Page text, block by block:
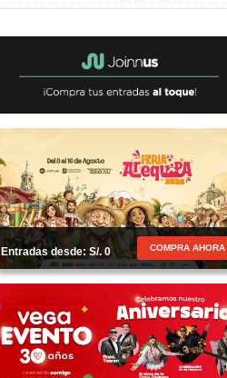
Entradas desde: S/. 0 COMPRA AHORA